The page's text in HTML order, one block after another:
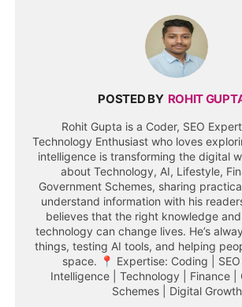
POSTED BY ROHIT
Rohit Gupta is a Coder, SEO
Technology Enthusiast who loves
intelligence is transforming the digital
about Technology, AI, Lifestyle,
Government Schemes, sharing
understand information with his
believes that the right knowledge
technology can change lives. He’s
things, testing AI tools, and helping
space. 📍 Expertise: Coding |
Intelligence | Technology | Finance |
Schemes | Digital Growth